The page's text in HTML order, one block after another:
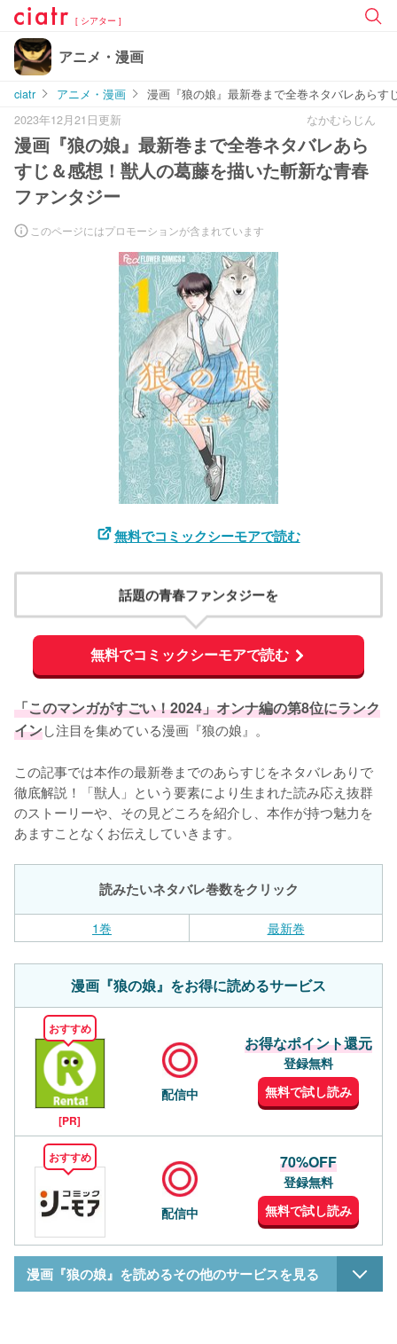
[ シアター ]
アニメ・漫画
ciatr アニメ・漫画
漫画『狼の娘』最新巻まで全巻ネタバレあら
2023年12月21日更新
なかむらじん
漫画『狼の娘』最新巻まで全巻ネタバレあら
すじ＆感想！獣人の葛藤を描いた斬新な青春
ファンタジー
このページにはプロモーションが含まれています
無料でコミックシーモアで読む
話題の青春ファンタジーを
無料でコミックシーモアで読む
「このマンガがすごい！2024」オンナ編の第8位にランク
インし注目を集めている漫画『狼の娘』。
この記事では本作の最新巻までのあらすじをネタバレありで
徹底解説！「獣人」という要素により生まれた読み応え抜群
のストーリーや、その見どころを紹介し、本作が持つ魅力を
あますことなくお伝えしていきます。
読みたいネタバレ巻数をクリック
1巻 最新巻
漫画『狼の娘』をお得に読めるサービス
おすすめ
[PR]
配信中
お得なポイント還元
登録無料
無料で試し読み
おすすめ
配信中
70%OFF
登録無料
無料で試し読み
漫画『狼の娘』を読めるその他のサービスを見る